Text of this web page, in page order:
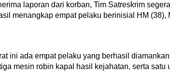
laporan dari korban, Tim Satreskrim
menangkap empat pelaku berinisial HM (38),
ini ada empat pelaku yang berhasil
mesin robin kapal hasil kejahatan, serta